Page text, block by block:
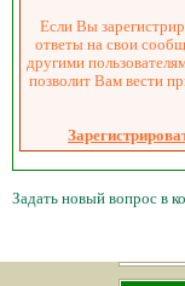
Если Вы
ответы на свои
другими
позволит Вам вести
Задать новый вопрос в